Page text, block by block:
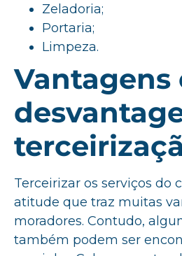
Zeladoria;
Portaria;
Limpeza.
Vantagens
Terceirizar os serviços do
atitude que traz muitas
moradores. Contudo,
também podem ser